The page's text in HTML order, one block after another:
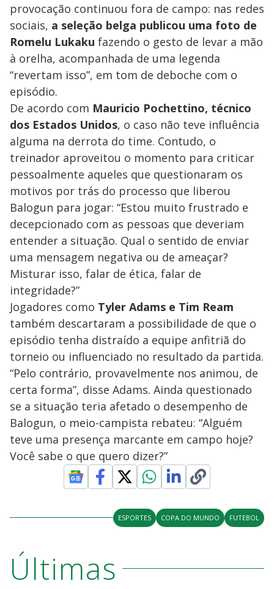
provocação continuou fora de campo: nas redes
sociais, a seleção belga publicou uma foto de
Romelu Lukaku fazendo o gesto de levar a mão
à orelha, acompanhada de uma legenda
“revertam isso”, em tom de deboche com o
episódio.
De acordo com Mauricio Pochettino, técnico
dos Estados Unidos, o caso não teve influência
alguma na derrota do time. Contudo, o
treinador aproveitou o momento para criticar
pessoalmente aqueles que questionaram os
motivos por trás do processo que liberou
Balogun para jogar: “Estou muito frustrado e
decepcionado com as pessoas que deveriam
entender a situação. Qual o sentido de enviar
uma mensagem negativa ou de ameaçar?
Misturar isso, falar de ética, falar de
integridade?”
Jogadores como Tyler Adams e Tim Ream
também descartaram a possibilidade de que o
episódio tenha distraído a equipe anfitriã do
torneio ou influenciado no resultado da partida.
“Pelo contrário, provavelmente nos animou, de
certa forma”, disse Adams. Ainda questionado
se a situação teria afetado o desempenho de
Balogun, o meio-campista rebateu: “Alguém
teve uma presença marcante em campo hoje?
Você sabe o que quero dizer?”
ESPORTES COPA DO MUNDO FUTEBOL
Últimas